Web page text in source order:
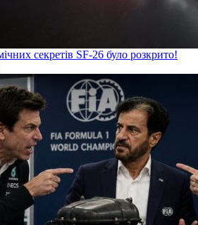
секретів SF-26 було розкрито!